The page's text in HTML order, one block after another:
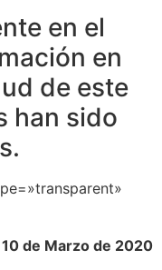
en el
en
de este
han sido
10 de Marzo de 2020